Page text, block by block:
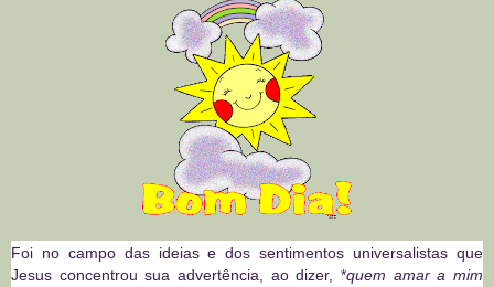
Foi no campo das ideias e dos sentimentos universalistas que
Jesus concentrou sua advertência, ao dizer, *quem amar a mim